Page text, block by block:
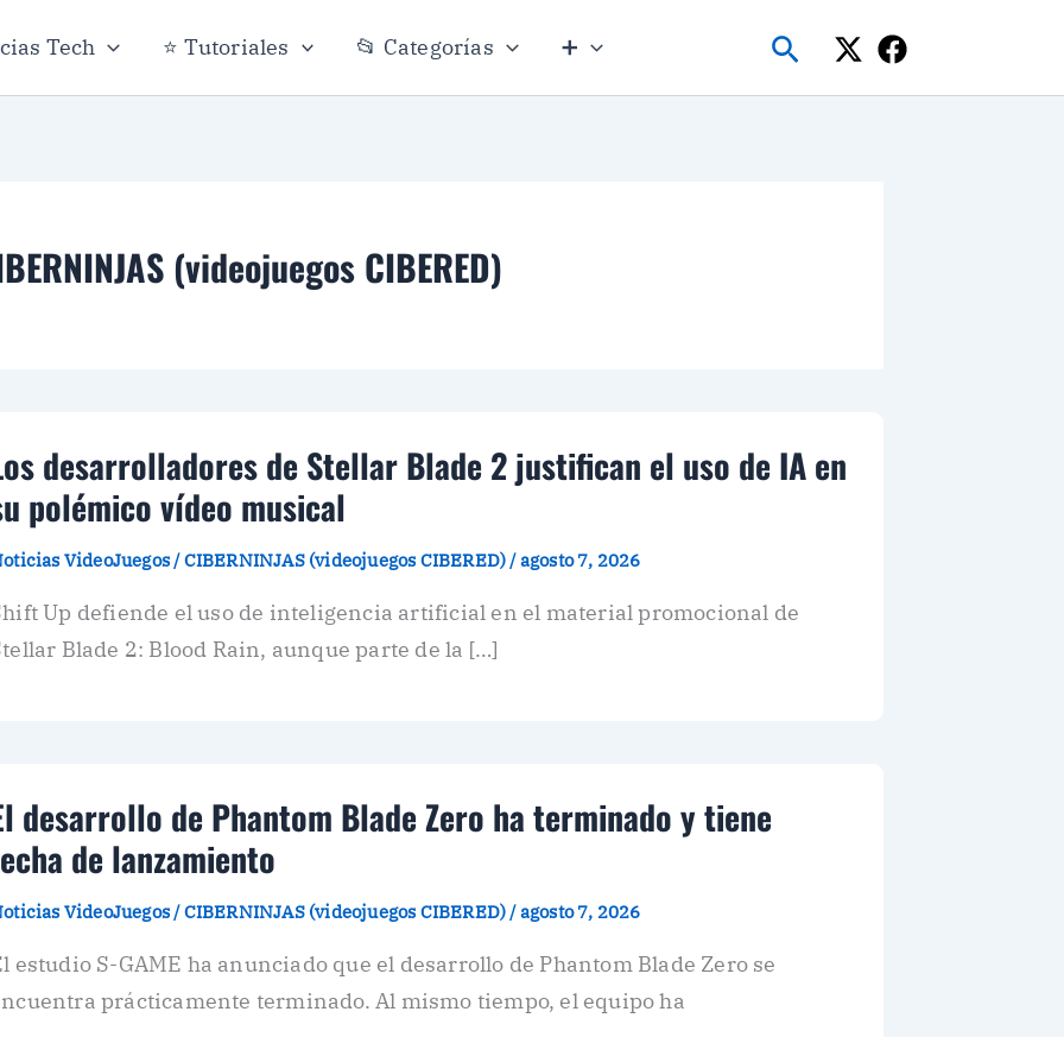
Tech ⭐ Tutoriales 📂 Categorías ➕ Buscar
(videojuegos CIBERED)
desarrolladores de Stellar Blade 2 justifican el uso de IA en
polémico vídeo musical
VideoJuegos /CIBERNINJAS (videojuegos CIBERED) /agosto 7, 2026
Up defiende el uso de inteligencia artificial en el material promocional de
Blade 2: Blood Rain, aunque parte de la […]
desarrollo de Phantom Blade Zero ha terminado y tiene
de lanzamiento
VideoJuegos /CIBERNINJAS (videojuegos CIBERED) /agosto 7, 2026
estudio S-GAME ha anunciado que el desarrollo de Phantom Blade Zero se
prácticamente terminado. Al mismo tiempo, el equipo ha